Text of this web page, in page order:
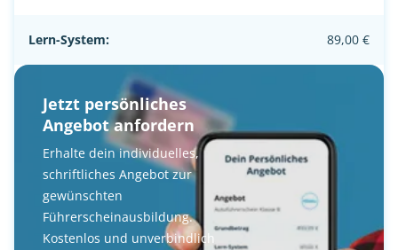
Lern-System: 89,00 €
Jetzt persönliches
Angebot anfordern
Erhalte dein individuelles,
schriftliches Angebot zur
gewünschten
Führerscheinausbildung.
Kostenlos und unverbindlich